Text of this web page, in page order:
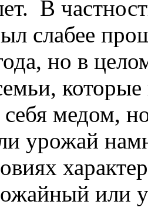
В
слабее
но в
себя медом,
урожай
или